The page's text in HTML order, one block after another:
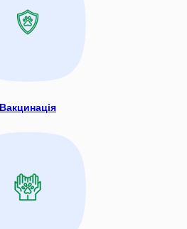
Вакцинація